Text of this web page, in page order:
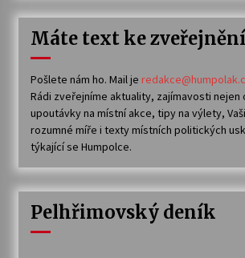
Máte text ke
Pošlete nám ho. Mail je
Rádi zveřejníme aktuality, zajímavosti nejen
upoutávky na místní akce, tipy na výlety,
rozumné míře i texty místních politických
týkající se Humpolce.
Pelhřimovský deník